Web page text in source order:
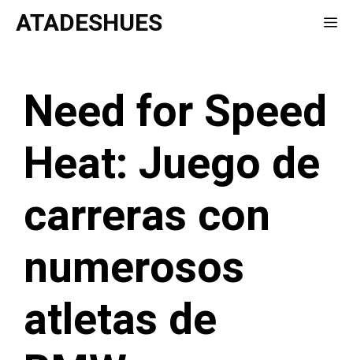
Saltar
ATADESHUES
Need for Speed
Heat: Juego de
carreras con
numerosos
atletas de